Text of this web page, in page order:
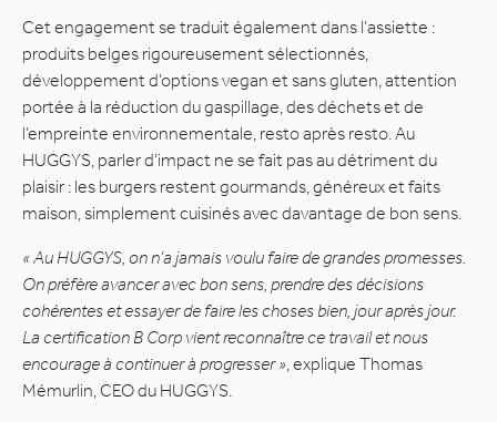
Cet engagement se traduit également dans l’assiette :
produits belges rigoureusement sélectionnés,
développement d’options vegan et sans gluten, attention
portée à la réduction du gaspillage, des déchets et de
l’empreinte environnementale, resto après resto. Au
HUGGYS, parler d’impact ne se fait pas au détriment du
plaisir : les burgers restent gourmands, généreux et faits
maison, simplement cuisinés avec davantage de bon sens.
« Au HUGGYS, on n’a jamais voulu faire de grandes promesses.
On préfère avancer avec bon sens, prendre des décisions
cohérentes et essayer de faire les choses bien, jour après jour.
La certification B Corp vient reconnaître ce travail et nous
encourage à continuer à progresser » , explique Thomas
Mémurlin, CEO du HUGGYS.